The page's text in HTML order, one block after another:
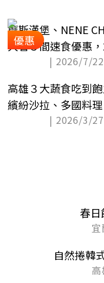
優惠
摩斯漢堡、NENE
大暑５間速食優惠
| 2026/7/
高雄３大蔬食吃到
繽紛沙拉、多國料
| 2026/3/
春日
自然捲韓
高